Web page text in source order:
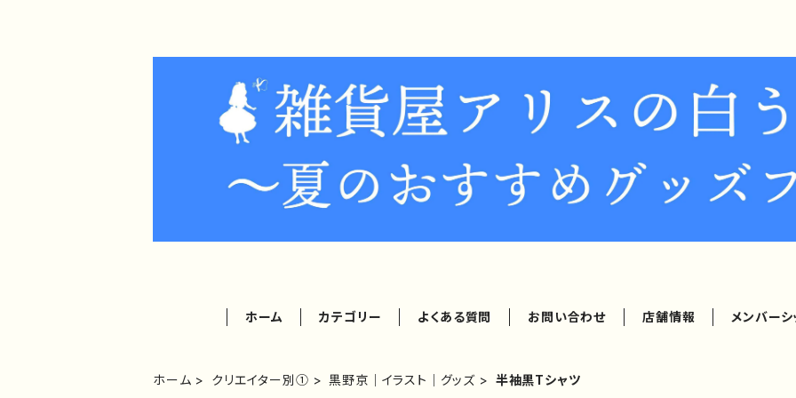
ホーム カテゴリー よくある質問 お問い合わせ 店舗情報 メンバーシ
ホーム クリエイター別① 黒野京｜イラスト｜グッズ 半袖黒Tシャツ